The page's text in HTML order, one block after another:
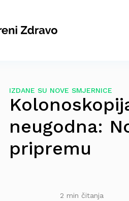
IZDANE SU NOVE SMJERNICE
neugodna:
pripremu
2 min čitanja